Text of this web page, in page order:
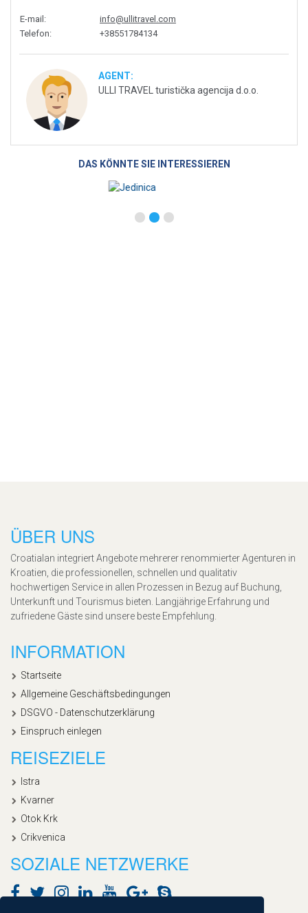
E-mail:
info@ullitravel.com
Telefon: +38551784134
AGENT:
ULLI TRAVEL turistička agencija d.o.o.
DAS KÖNNTE SIE INTERESSIEREN
ÜBER UNS
Croatialan integriert Angebote mehrerer renommierter Agenturen in
Kroatien, die professionellen, schnellen und qualitativ
hochwertigen Service in allen Prozessen in Bezug auf Buchung,
Unterkunft und Tourismus bieten. Langjährige Erfahrung und
zufriedene Gäste sind unsere beste Empfehlung.
INFORMATION
Startseite
Allgemeine Geschäftsbedingungen
DSGVO - Datenschutzerklärung
Einspruch einlegen
REISEZIELE
Istra
Kvarner
Otok Krk
Crikvenica
SOZIALE NETZWERKE